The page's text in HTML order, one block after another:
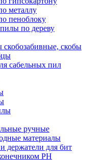
металлу
пеноблоку
по дереву
скобозабивные, скобы
сабельных пил
ручные
материалы
держатели для бит
PH